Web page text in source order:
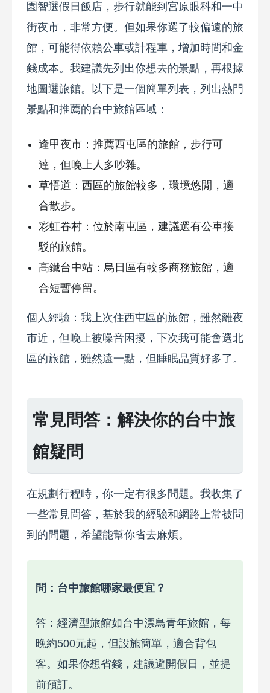
園智選假日飯店，步行就能到宮原眼科和一中
街夜市，非常方便。但如果你選了較偏遠的旅
館，可能得依賴公車或計程車，增加時間和金
錢成本。我建議先列出你想去的景點，再根據
地圖選旅館。以下是一個簡單列表，列出熱門
景點和推薦的台中旅館區域：
逢甲夜市：推薦西屯區的旅館，步行可
達，但晚上人多吵雜。
草悟道：西區的旅館較多，環境悠閒，適
合散步。
彩虹眷村：位於南屯區，建議選有公車接
駁的旅館。
高鐵台中站：烏日區有較多商務旅館，適
合短暫停留。
個人經驗：我上次住西屯區的旅館，雖然離夜
市近，但晚上被噪音困擾，下次我可能會選北
區的旅館，雖然遠一點，但睡眠品質好多了。
常見問答：解決你的台中旅
館疑問
在規劃行程時，你一定有很多問題。我收集了
一些常見問答，基於我的經驗和網路上常被問
到的問題，希望能幫你省去麻煩。
問：台中旅館哪家最便宜？
答：經濟型旅館如台中漂鳥青年旅館，每
晚約500元起，但設施簡單，適合背包
客。如果你想省錢，建議避開假日，並提
前預訂。